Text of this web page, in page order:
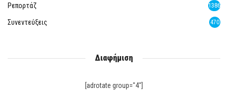
Ρεπορτάζ 1386
Συνεντεύξεις 470
Διαφήμιση
[adrotate group="4"]